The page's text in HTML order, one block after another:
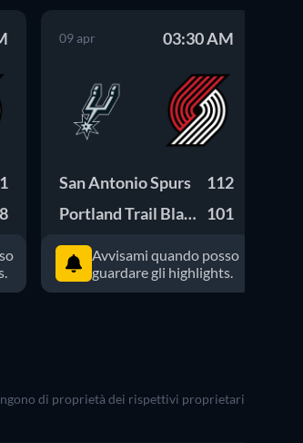
09 apr 03:30 AM
San Antonio Spurs
112
Portland Trail Blazers 101
Avvisami quando posso
guardare gli highlights.
di proprietà dei rispettivi proprietari